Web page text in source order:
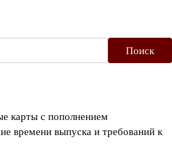
Поиск
карты с пополнением
времени выпуска и требований к